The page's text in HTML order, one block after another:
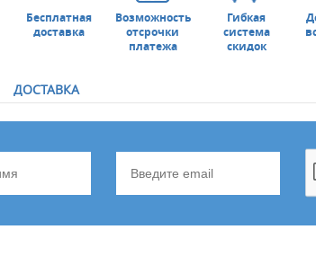
Бесплатная
доставка
Возможность
отсрочки
платежа
Гибкая
система
скидок
ДОСТАВКА